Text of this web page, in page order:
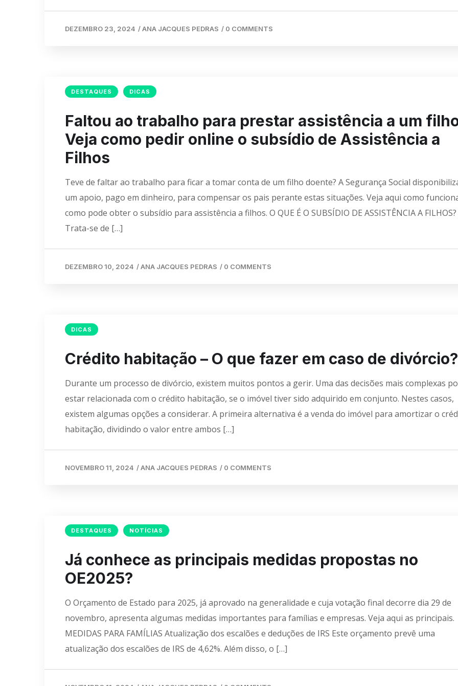
DEZEMBRO 23, 2024 /ANA JACQUES PEDRAS / 0 COMMENTS
DESTAQUES DICAS
Faltou ao trabalho para prestar assistência a um
Veja como pedir online o subsídio de Assistência a
Filhos
Teve de faltar ao trabalho para ficar a tomar conta de um filho doente? A Segurança Social
um apoio, pago em dinheiro, para compensar os pais perante estas situações. Veja aqui como
como pode obter o subsídio para assistência a filhos. O QUE É O SUBSÍDIO DE ASSISTÊNCIA A FILHOS?
Trata-se de […]
DEZEMBRO 10, 2024 /ANA JACQUES PEDRAS / 0 COMMENTS
DICAS
Crédito habitação – O que fazer em caso de divórcio?
Durante um processo de divórcio, existem muitos pontos a gerir. Uma das decisões mais complexas
estar relacionada com o crédito habitação, se o imóvel tiver sido adquirido em conjunto. Nestes casos,
existem algumas opções a considerar. A primeira alternativa é a venda do imóvel para amortizar o
habitação, dividindo o valor entre ambos […]
NOVEMBRO 11, 2024 /ANA JACQUES PEDRAS / 0 COMMENTS
DESTAQUES NOTÍCIAS
Já conhece as principais medidas propostas no
OE2025?
O Orçamento de Estado para 2025, já aprovado na generalidade e cuja votação final decorre dia 29 de
novembro, apresenta algumas medidas importantes para famílias e empresas. Veja aqui as principais.
MEDIDAS PARA FAMÍLIAS Atualização dos escalões e deduções de IRS Este orçamento prevê uma
atualização dos escalões de IRS de 4,62%. Além disso, o […]